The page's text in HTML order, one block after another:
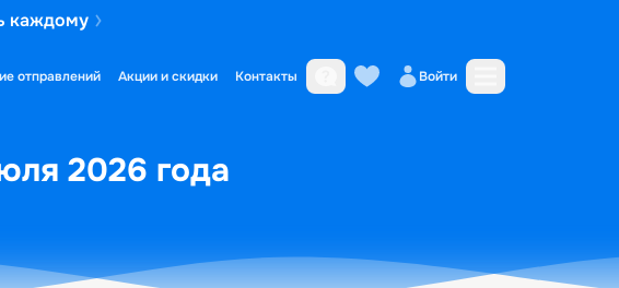
каждому
отправлений Акции и скидки Контакты Войти
2026 года